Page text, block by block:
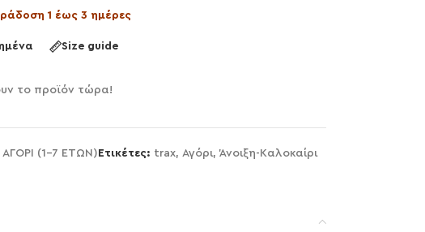
1 έως 3 ημέρες
Size guide
το προϊόν τώρα!
(1-7 ΕΤΩΝ)Ετικέτες: trax, Αγόρι, Άνοιξη-Καλοκαίρι